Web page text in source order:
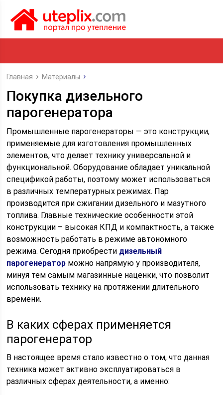
Главная Материалы
Покупка дизельного
парогенератора
Промышленные парогенераторы — это конструкции,
применяемые для изготовления промышленных
элементов, что делает технику универсальной и
функциональной.Оборудование обладает уникальной
спецификой работы, поэтому может использоваться
в различных температурных режимах. Пар
производится при сжигании дизельного и мазутного
топлива. Главные технические особенности этой
конструкции – высокая КПД и компактность, а также
возможность работать в режиме автономного
режима. Сегодня приобрести дизельный
парогенератор можно напрямую у производителя,
минуя тем самым магазинные наценки, что позволит
использовать технику на протяжении длительного
времени.
В каких сферах применяется
парогенератор
В настоящее время стало известно о том, что данная
техника может активно эксплуатироваться в
различных сферах деятельности, а именно: